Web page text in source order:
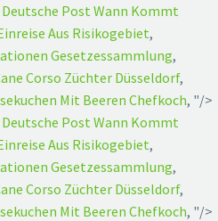
Deutsche Post Wann Kommt
Aus Risikogebiet,
Gesetzessammlung,
Corso Züchter Düsseldorf,
Mit Beeren Chefkoch, "/>
Deutsche Post Wann Kommt
Aus Risikogebiet,
Gesetzessammlung,
Corso Züchter Düsseldorf,
Mit Beeren Chefkoch, "/>